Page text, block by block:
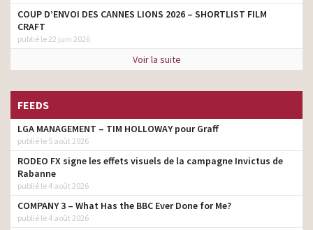
COUP D’ENVOI DES CANNES LIONS 2026 – SHORTLIST FILM
CRAFT
publié le 22 juin 2026
Voir la suite
FEEDS
LGA MANAGEMENT – TIM HOLLOWAY pour Graff
publié le 5 août 2026
RODEO FX signe les effets visuels de la campagne Invictus de
Rabanne
publié le 4 août 2026
COMPANY 3 – What Has the BBC Ever Done for Me?
publié le 4 août 2026